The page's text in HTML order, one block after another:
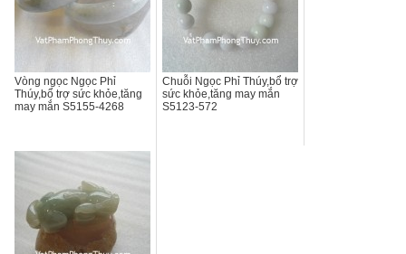
Vòng ngọc Ngọc Phỉ
Thúy,bổ trợ sức khỏe,tăng
may mắn S5155-4268
Chuỗi Ngọc Phỉ Thúy,bổ trợ
sức khỏe,tăng may mắn
S5123-572